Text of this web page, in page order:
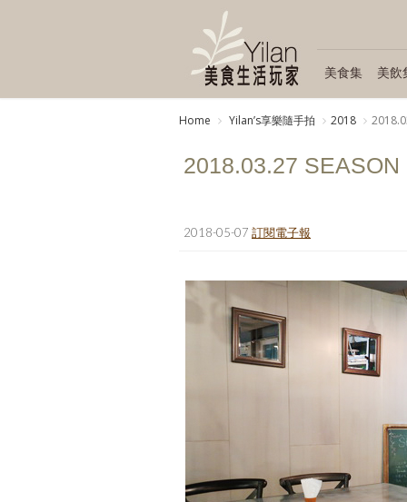
美食集 美飲
Home Yilanʼs享樂隨手拍 2018
2018.03.27
2018-05-07 訂閱電子報